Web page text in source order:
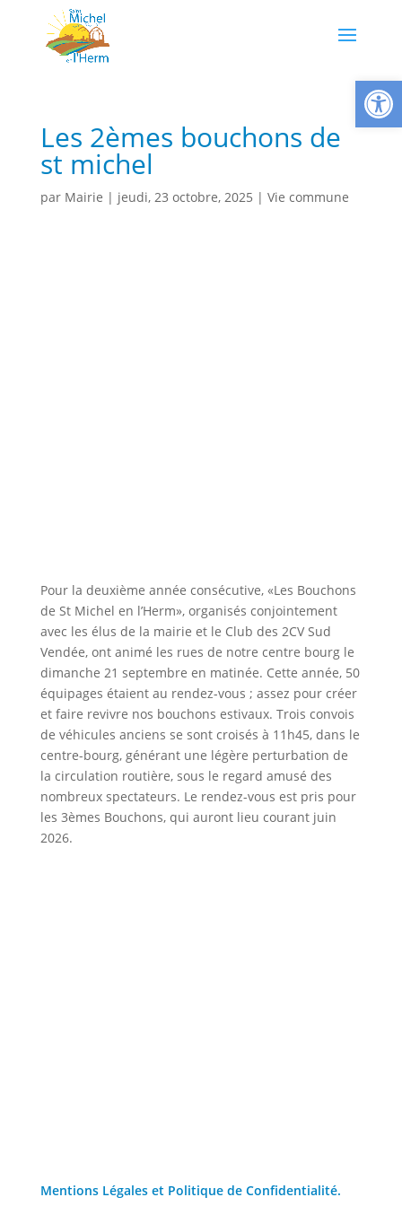
Les 2èmes bouchons de
st michel
par Mairie | jeudi, 23 octobre, 2025 | Vie commune
Pour la deuxième année consécutive, «Les Bouchons
de St Michel en l’Herm», organisés conjointement
avec les élus de la mairie et le Club des 2CV Sud
Vendée, ont animé les rues de notre centre bourg le
dimanche 21 septembre en matinée. Cette année, 50
équipages étaient au rendez-vous ; assez pour créer
et faire revivre nos bouchons estivaux. Trois convois
de véhicules anciens se sont croisés à 11h45, dans le
centre-bourg, générant une légère perturbation de
la circulation routière, sous le regard amusé des
nombreux spectateurs. Le rendez-vous est pris pour
les 3èmes Bouchons, qui auront lieu courant juin
2026.
Mentions Légales et Politique de Confidentialité.
Ouvrir